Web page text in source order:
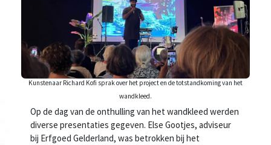
Kunstenaar Richard Kofi sprak over het project en de totstandkoming van het
wandkleed.
Op de dag van de onthulling van het wandkleed werden
diverse presentaties gegeven. Else Gootjes, adviseur
bij Erfgoed Gelderland, was betrokken bij het